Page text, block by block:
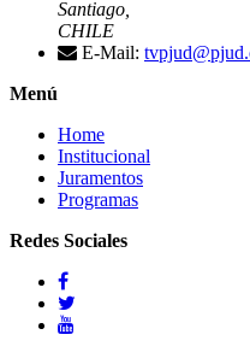
Santiago,
CHILE
E-Mail:
Menú
Home
Institucional
Juramentos
Programas
Redes Sociales